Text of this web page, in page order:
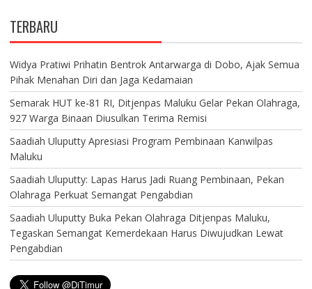
TERBARU
Widya Pratiwi Prihatin Bentrok Antarwarga di Dobo, Ajak Semua
Pihak Menahan Diri dan Jaga Kedamaian
Semarak HUT ke-81 RI, Ditjenpas Maluku Gelar Pekan Olahraga,
927 Warga Binaan Diusulkan Terima Remisi
Saadiah Uluputty Apresiasi Program Pembinaan Kanwilpas
Maluku
Saadiah Uluputty: Lapas Harus Jadi Ruang Pembinaan, Pekan
Olahraga Perkuat Semangat Pengabdian
Saadiah Uluputty Buka Pekan Olahraga Ditjenpas Maluku,
Tegaskan Semangat Kemerdekaan Harus Diwujudkan Lewat
Pengabdian